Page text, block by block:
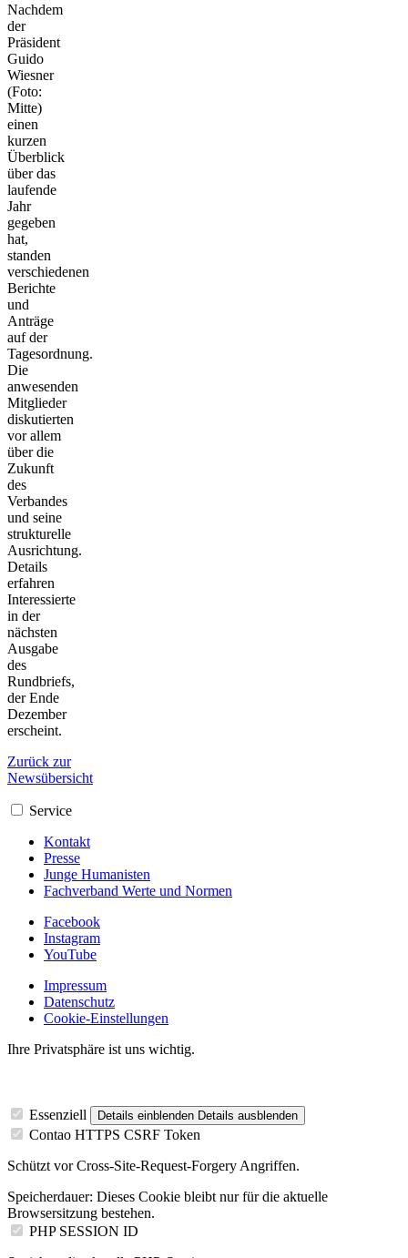
Nachdem
der
Präsident
Guido
Wiesner
(Foto:
Mitte)
einen
kurzen
Überblick
über das
laufende
Jahr
gegeben
hat,
standen
verschiedenen
Berichte
und
Anträge
auf der
Tagesordnung.
Die
anwesenden
Mitglieder
diskutierten
vor allem
über die
Zukunft
des
Verbandes
und seine
strukturelle
Ausrichtung.
Details
erfahren
Interessierte
in der
nächsten
Ausgabe
des
Rundbriefs,
der Ende
Dezember
erscheint.
Zurück zur
Newsübersicht
Service
Kontakt
Presse
Junge Humanisten
Fachverband Werte und Normen
Facebook
Instagram
YouTube
Impressum
Datenschutz
Cookie-Einstellungen
Ihre Privatsphäre ist uns wichtig.
Essenziell Details einblenden Details ausblenden
Contao HTTPS CSRF Token
Schützt vor Cross-Site-Request-Forgery Angriffen.
Speicherdauer: Dieses Cookie bleibt nur für die aktuelle
Browsersitzung bestehen.
PHP SESSION ID